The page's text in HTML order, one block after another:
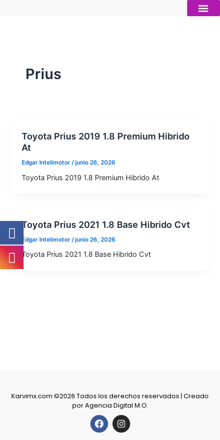
Prius
Toyota Prius 2019 1.8 Premium Hibrido
At
Edgar Intelimotor/junio 26, 2026
Toyota Prius 2019 1.8 Premium Hibrido At
Toyota Prius 2021 1.8 Base Hibrido Cvt
Edgar Intelimotor /junio 26, 2026
Toyota Prius 2021 1.8 Base Hibrido Cvt
Karvimx.com ©2026 Todos los derechos reservados | Creado
porAgencia Digital M.O.
F
a
I
n